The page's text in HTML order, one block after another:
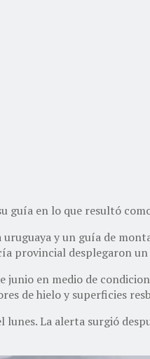
en lo que resultó
y un guía de
provincial desplegaron
en medio de
de hielo y superficies
La alerta surgió